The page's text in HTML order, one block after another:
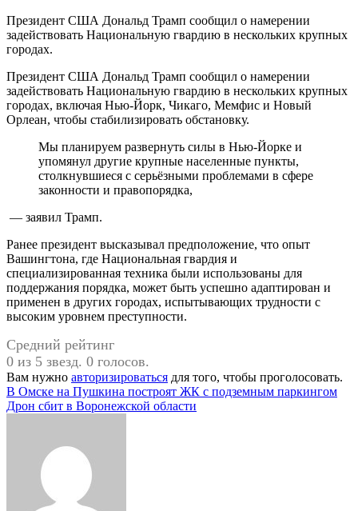
Президент США Дональд Трамп сообщил о намерении
задействовать Национальную гвардию в нескольких крупных
городах.
Президент США Дональд Трамп сообщил о намерении
задействовать Национальную гвардию в нескольких крупных
городах, включая Нью-Йорк, Чикаго, Мемфис и Новый
Орлеан, чтобы стабилизировать обстановку.
Мы планируем развернуть силы в Нью-Йорке и
упомянул другие крупные населенные пункты,
столкнувшиеся с серьёзными проблемами в сфере
законности и правопорядка,
— заявил Трамп.
Ранее президент высказывал предположение, что опыт
Вашингтона, где Национальная гвардия и
специализированная техника были использованы для
поддержания порядка, может быть успешно адаптирован и
применен в других городах, испытывающих трудности с
высоким уровнем преступности.
Средний рейтинг
0 из 5 звезд. 0 голосов.
Вам нужно авторизироваться для того, чтобы проголосовать.
Навигация
по
В Омске на Пушкина построят ЖК с подземным паркингом
Дрон сбит в Воронежской области